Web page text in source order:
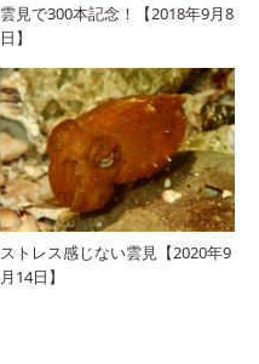
雲見で300本記念！【2018年9月8
日】
ストレス感じない雲見【2020年9
月14日】